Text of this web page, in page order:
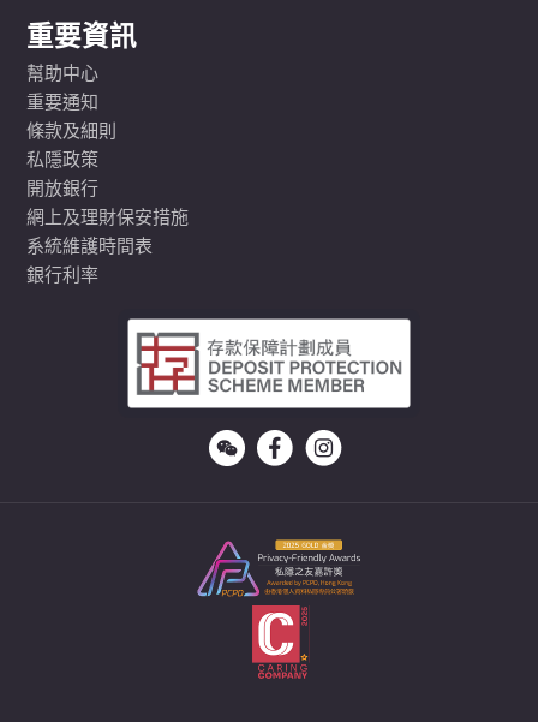
重要資訊
幫助中心
重要通知
條款及細則
私隱政策
開放銀行
網上及理財保安措施
系統維護時間表
銀行利率